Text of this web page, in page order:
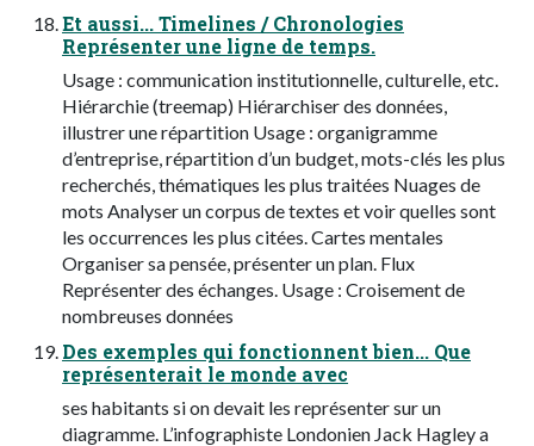
Et aussi... Timelines / Chronologies
Représenter une ligne de temps.
Usage : communication institutionnelle, culturelle, etc.
Hiérarchie (treemap) Hiérarchiser des données,
illustrer une répartition Usage : organigramme
d’entreprise, répartition d’un budget, mots-clés les plus
recherchés, thématiques les plus traitées Nuages de
mots Analyser un corpus de textes et voir quelles sont
les occurrences les plus citées. Cartes mentales
Organiser sa pensée, présenter un plan. Flux
Représenter des échanges. Usage : Croisement de
nombreuses données
Des exemples qui fonctionnent bien... Que
représenterait le monde avec
ses habitants si on devait les représenter sur un
diagramme. L’infographiste Londonien Jack Hagley a